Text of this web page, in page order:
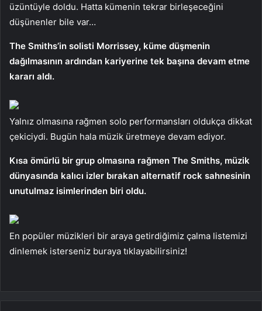
üzüntüyle doldu. Hatta kümenin tekrar birleşeceğini
düşünenler bile var…
The Smiths’in solisti Morrissey, küme düşmenin
dağılmasının ardından kariyerine tek başına devam etme
kararı aldı.
Yalnız olmasına rağmen solo performansları oldukça dikkat
çekiciydi. Bugün hala müzik üretmeye devam ediyor.
Kısa ömürlü bir grup olmasına rağmen The Smiths, müzik
dünyasında kalıcı izler bırakan alternatif rock sahnesinin
unutulmaz isimlerinden biri oldu.
En popüler müzikleri bir araya getirdiğimiz çalma listemizi
dinlemek isterseniz buraya tıklayabilirsiniz!